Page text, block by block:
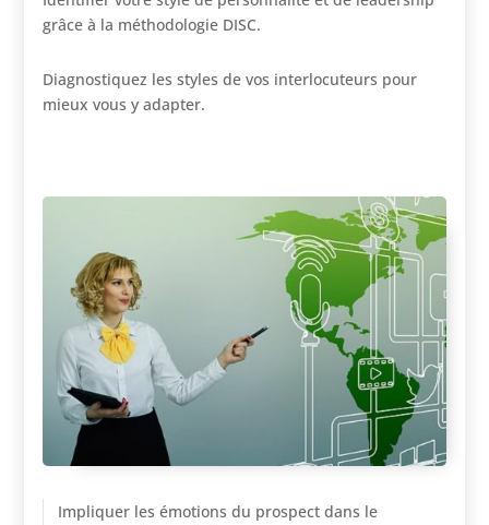
grâce à la méthodologie DISC.
Diagnostiquez les styles de vos interlocuteurs pour
mieux vous y adapter.
Impliquer les émotions du prospect dans le